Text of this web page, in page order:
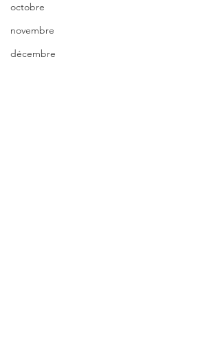
octobre
novembre
décembre